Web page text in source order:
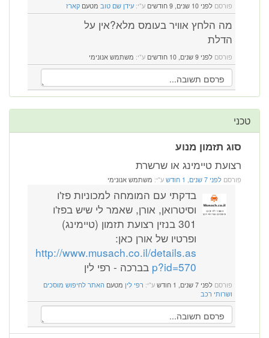
פורסם לפני 10 שנים, 9 חודשים ע"י: עידן שם טוב מטעם קארז
מה הלחץ אוויר בעומס מלא?אין על
הדלת
פורסם לפני 9 שנים, 10 חודשים ע"י: משתמש אנונימי
טכני
סוג תזמון מנוע
רצועת טיימינג או שרשרת
פורסם לפני 7 שנים, 1 חודש ע"י: משתמש אנונימי
בדקתי עם המומחה למכוניות פז'ו
וסיטרואן, אורן, שאמר לי שיש בפז'ו
301 בנזין רצועת תזמון (טיימינג)
ופרטיו של אורן כאן:
http://www.musach.co.il/details.as
p?id=570 בברכה - רפי לין
פורסם לפני 7 שנים, 1 חודש ע"י: רפי לין מטעם האתר לחיפוש מוסכים
ושרותי רכב